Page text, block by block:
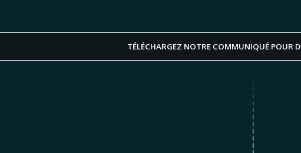
TÉLÉCHARGEZ NOTRE COMMUNIQUÉ POUR